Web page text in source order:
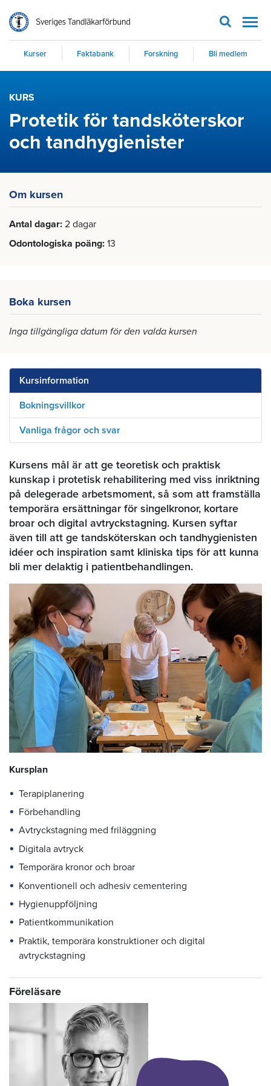
Kurser Faktabank Forskning Bli medlem
KURS
Protetik för tandsköterskor
och tandhygienister
Om kursen
Antal dagar 2 dagar
Odontologiska poäng 13
Boka kursen
Inga tillgängliga datum för den valda kursen
Kursinformation
Bokningsvillkor
Vanliga frågor och svar
Kursens mål är att ge teoretisk och praktisk
kunskap i protetisk rehabilitering med viss inriktning
på delegerade arbetsmoment, så som att framställa
temporära ersättningar för singelkronor, kortare
broar och digital avtryckstagning. Kursen syftar
även till att ge tandsköterskan och tandhygienisten
idéer och inspiration samt kliniska tips för att kunna
bli mer delaktig i patientbehandlingen.
Kursplan
Terapiplanering
Förbehandling
Avtryckstagning med friläggning
Digitala avtryck
Temporära kronor och broar
Konventionell och adhesiv cementering
Hygienuppföljning
Patientkommunikation
Praktik, temporära konstruktioner och digital
avtryckstagning
Föreläsare